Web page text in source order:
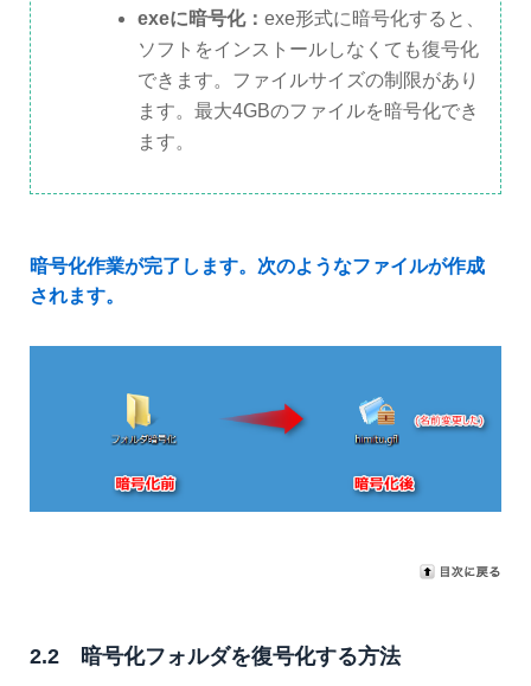
exeに暗号化： exe形式に暗号化すると、
ソフトをインストールしなくても復号化
できます。ファイルサイズの制限があり
ます。最大4GBのファイルを暗号化でき
ます。
暗号化作業が完了します。次のようなファイルが作成
されます。
2.2 暗号化フォルダを復号化する方法